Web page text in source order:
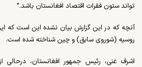
تواند ستون فقرات اقتصاد افغانستان باشد.”
روسیه (شوروی سابق) و چین شناخته شده است.
اشرف غنی، رئیس جمهور افغانستان، درحالی